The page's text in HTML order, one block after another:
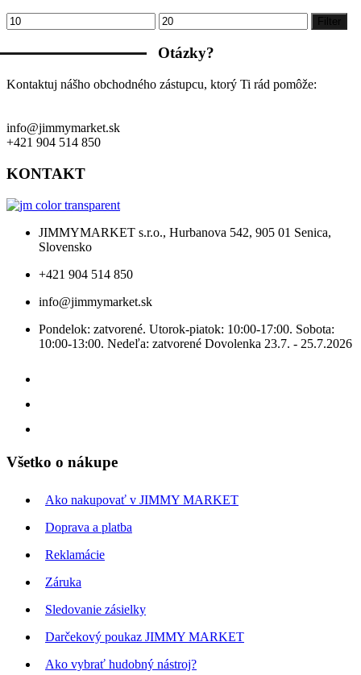
Minimálna
cena
Maximálna
cena
Filter
Otázky?
Kontaktuj nášho obchodného zástupcu, ktorý Ti rád pomôže:
info@jimmymarket.sk
+421 904 514 850
KONTAKT
JIMMYMARKET s.r.o., Hurbanova 542, 905 01 Senica,
Slovensko
+421 904 514 850
info@jimmymarket.sk
Pondelok: zatvorené. Utorok-piatok: 10:00-17:00. Sobota:
10:00-13:00. Nedeľa: zatvorené Dovolenka 23.7. - 25.7.2026
Všetko o nákupe
Ako nakupovať v JIMMY MARKET
Doprava a platba
Reklamácie
Záruka
Sledovanie zásielky
Darčekový poukaz JIMMY MARKET
Ako vybrať hudobný nástroj?